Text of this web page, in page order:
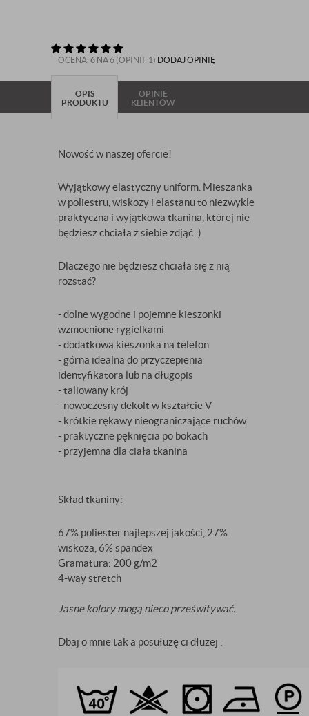
OCENA: 6 NA 6 (OPINII: 1) DODAJ OPINIĘ
OPIS
PRODUKTU
OPINIE
KLIENTÓW
Nowość w naszej ofercie!
Wyjątkowy elastyczny uniform. Mieszanka
w poliestru, wiskozy i elastanu to niezwykle
praktyczna i wyjątkowa tkanina, której nie
będziesz chciała z siebie zdjąć :)
Dlaczego nie będziesz chciała się z nią
rozstać?
- dolne wygodne i pojemne kieszonki
wzmocnione rygielkami
- dodatkowa kieszonka na telefon
- górna idealna do przyczepienia
identyfikatora lub na długopis
- taliowany krój
- nowoczesny dekolt w kształcie V
- krótkie rękawy nieograniczające ruchów
- praktyczne pęknięcia po bokach
- przyjemna dla ciała tkanina
Skład tkaniny:
67% poliester najlepszej jakości, 27%
wiskoza, 6% spandex
Gramatura: 200 g/m2
4-way stretch
Jasne kolory mogą nieco prześwitywać.
Dbaj o mnie tak a posułużę ci dłużej :